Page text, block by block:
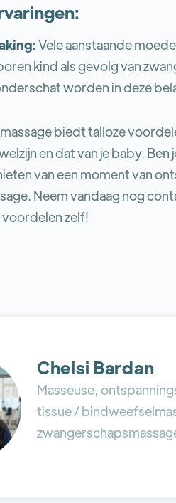
Vele aanstaande
kind als gevolg van
worden in deze
biedt talloze
en dat van je baby.
van een moment van
Neem vandaag nog
voordelen zelf!
Chelsi Bardan
Masseuse,
tissue /